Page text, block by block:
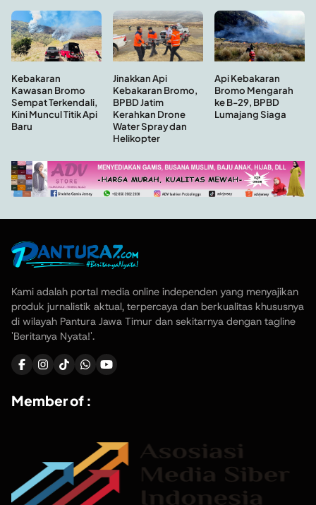
Kebakaran
Kawasan Bromo
Sempat Terkendali,
Kini Muncul Titik Api
Baru
Jinakkan Api
Kebakaran Bromo,
BPBD Jatim
Kerahkan Drone
Water Spray dan
Helikopter
Api Kebakaran
Bromo Mengarah
ke B-29, BPBD
Lumajang Siaga
Kami adalah portal media online independen yang menyajikan
produk jurnalistik aktual, terpercaya dan berkualitas khususnya
di wilayah Pantura Jawa Timur dan sekitarnya dengan tagline
'Beritanya Nyata!'.
Member of :